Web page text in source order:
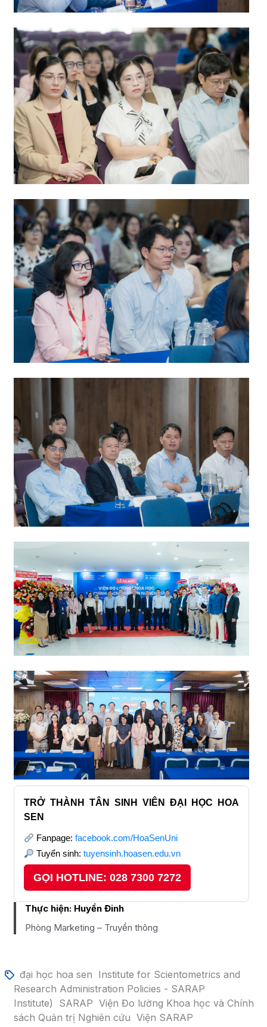
TRỞ THÀNH TÂN SINH VIÊN ĐẠI HỌC HOA
SEN
Fanpage: facebook.com/HoaSenUni
Tuyển sinh: tuyensinh.hoasen.edu.vn
GỌI HOTLINE: 028 7300 7272
Thực hiện: Huyền Đinh
Phòng Marketing – Truyền thông
đại học hoa sen Institute for Scientometrics and
Research Administration Policies - SARAP
Institute)
SARAP Viện Đo lường Khoa học và Chính
sách Quản trị Nghiên cứu Viện SARAP